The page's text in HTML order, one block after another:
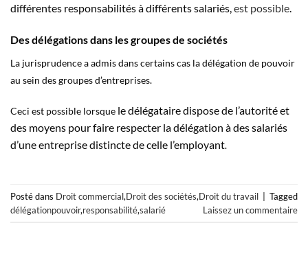
différentes responsabilités à différents salariés, est possible
Des délégations dans les groupes de sociétés
La jurisprudence a admis dans certains cas la délégation de pouvoir
au sein des groupes d’entreprises.
Ceci est possible lorsque le délégataire dispose de l’autorité et
des moyens pour faire respecter la délégation à des salariés
d’une entreprise distincte de celle l’employant.
Posté dans Droit commercial,Droit des sociétés,Droit du travail | Tagged
délégationpouvoir,responsabilité,salarié Laissez un commentaire